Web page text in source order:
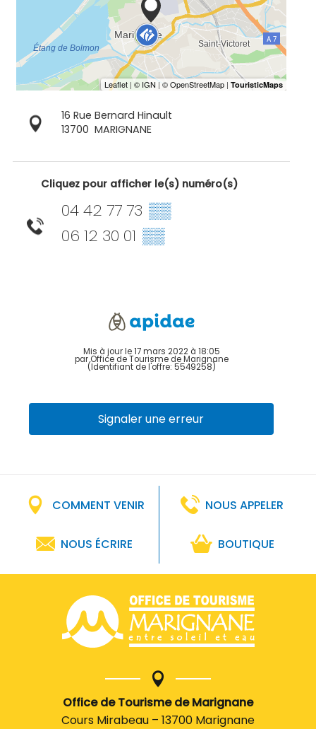
16 Rue Bernard Hinault
13700 MARIGNANE
Cliquez pour afficher le(s) numéro(s)
04 42 77 73 ▒▒
06 12 30 01 ▒▒
Mis à jour le 17 mars 2022 à 18:05
par Office de Tourisme de Marignane
(Identifiant de l'offre: 5549258)
Signaler une erreur
COMMENT VENIR NOUS APPELER
NOUS ÉCRIRE BOUTIQUE
Office de Tourisme de Marignane
Cours Mirabeau – 13700 Marignane